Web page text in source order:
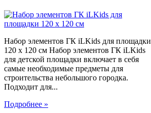
Набор элементов ГК iLKids для площадки
120 х 120 см Набор элементов ГК iLKids
для детской площадки включает в себя
самые необходимые предметы для
строительства небольшого городка.
Подходит для...
Подробнее »